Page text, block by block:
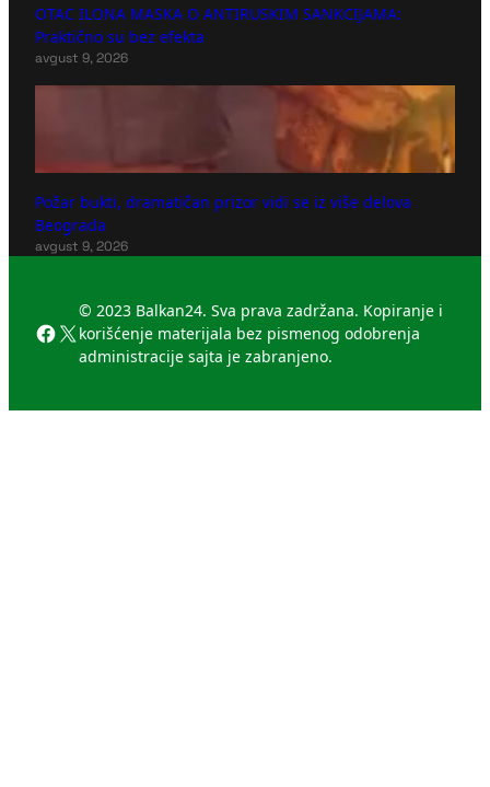
OTAC ILONA MASKA O ANTIRUSKIM SANKCIJAMA:
Praktično su bez efekta
avgust 9, 2026
Požar bukti, dramatičan prizor vidi se iz više delova
Beograda
avgust 9, 2026
Facebook
X
© 2023 Balkan24. Sva prava zadržana. Kopiranje i
korišćenje materijala bez pismenog odobrenja
administracije sajta je zabranjeno.